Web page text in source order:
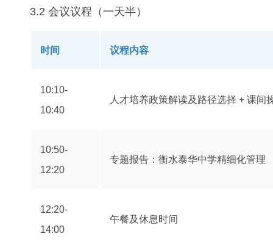
3.2 会议议程（一天半）
时间 议程内容
10:10-
10:40
人才培养政策解读及路径选择 + 课间
10:50-
12:20
专题报告：衡水泰华中学精细化管理
12:20-
14:00
午餐及休息时间